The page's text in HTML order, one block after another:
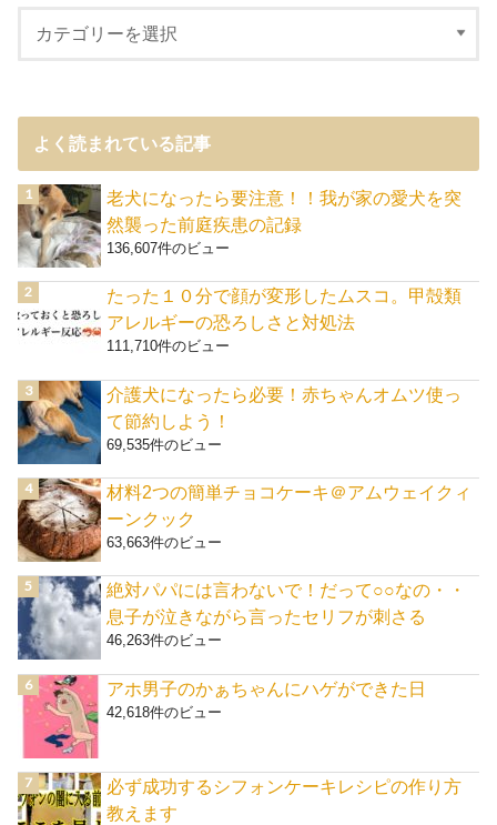
よく読まれている記事
老犬になったら要注意！！我が家の愛犬を突
然襲った前庭疾患の記録
136,607件のビュー
たった１０分で顔が変形したムスコ。甲殻類
アレルギーの恐ろしさと対処法
111,710件のビュー
介護犬になったら必要！赤ちゃんオムツ使っ
て節約しよう！
69,535件のビュー
材料2つの簡単チョコケーキ＠アムウェイクィ
ーンクック
63,663件のビュー
絶対パパには言わないで！だって○○なの・・
息子が泣きながら言ったセリフが刺さる
46,263件のビュー
アホ男子のかぁちゃんにハゲができた日
42,618件のビュー
必ず成功するシフォンケーキレシピの作り方
教えます